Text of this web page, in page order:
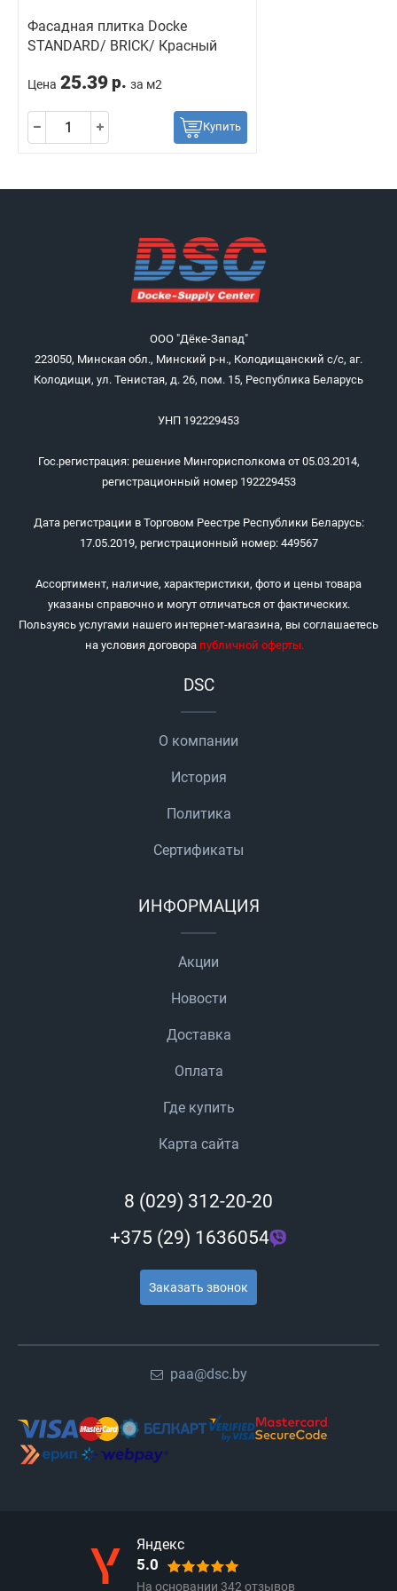
Фасадная плитка Docke
STANDARD/ BRICK/ Красный
Цена 25.39 р. за м2
Купить
ООО "Дёке-Запад"
223050, Минская обл., Минский р-н., Колодищанский с/с, аг.
Колодищи, ул. Тенистая, д. 26, пом. 15, Республика Беларусь
УНП 192229453
Гос.регистрация: решение Мингорисполкома от 05.03.2014,
регистрационный номер 192229453
Дата регистрации в Торговом Реестре Республики Беларусь:
17.05.2019, регистрационный номер: 449567
Ассортимент, наличие, характеристики, фото и цены товара
указаны справочно и могут отличаться от фактических.
Пользуясь услугами нашего интернет-магазина, вы соглашаетесь
на условия договора публичной оферты.
DSC
О компании
История
Политика
Сертификаты
ИНФОРМАЦИЯ
Акции
Новости
Доставка
Оплата
Где купить
Карта сайта
8 (029) 312-20-20
+375 (29) 1636054
Заказать звонок
paa@dsc.by
Яндекс
5.0
На основании 342отзывов